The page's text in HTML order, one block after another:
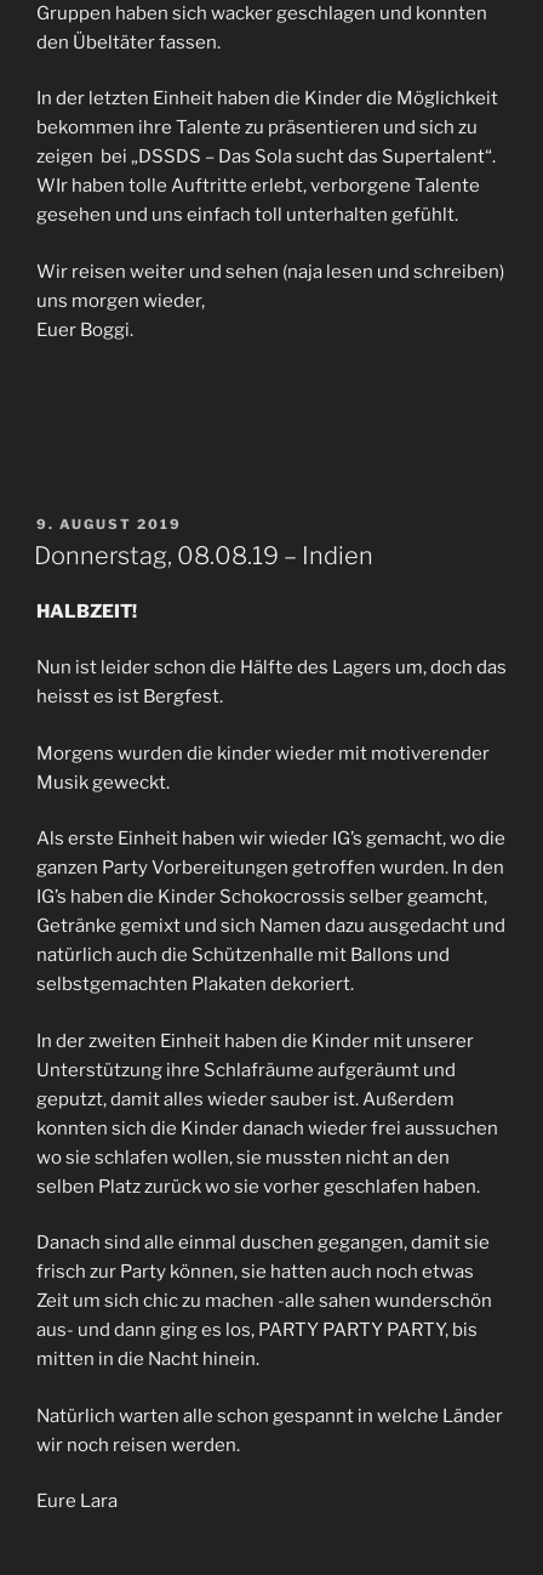
Gruppen haben sich wacker geschlagen und konnten
den Übeltäter fassen.
In der letzten Einheit haben die Kinder die Möglichkeit
bekommen ihre Talente zu präsentieren und sich zu
zeigen bei „DSSDS – Das Sola sucht das Supertalent“.
WIr haben tolle Auftritte erlebt, verborgene Talente
gesehen und uns einfach toll unterhalten gefühlt.
Wir reisen weiter und sehen (naja lesen und schreiben)
uns morgen wieder,
Euer Boggi.
VERÖFFENTLICHT
AM
9. AUGUST 2019
Donnerstag, 08.08.19 – Indien
HALBZEIT!
Nun ist leider schon die Hälfte des Lagers um, doch das
heisst es ist Bergfest.
Morgens wurden die kinder wieder mit motiverender
Musik geweckt.
Als erste Einheit haben wir wieder IG’s gemacht, wo die
ganzen Party Vorbereitungen getroffen wurden. In den
IG’s haben die Kinder Schokocrossis selber geamcht,
Getränke gemixt und sich Namen dazu ausgedacht und
natürlich auch die Schützenhalle mit Ballons und
selbstgemachten Plakaten dekoriert.
In der zweiten Einheit haben die Kinder mit unserer
Unterstützung ihre Schlafräume aufgeräumt und
geputzt, damit alles wieder sauber ist. Außerdem
konnten sich die Kinder danach wieder frei aussuchen
wo sie schlafen wollen, sie mussten nicht an den
selben Platz zurück wo sie vorher geschlafen haben.
Danach sind alle einmal duschen gegangen, damit sie
frisch zur Party können, sie hatten auch noch etwas
Zeit um sich chic zu machen -alle sahen wunderschön
aus- und dann ging es los, PARTY PARTY PARTY, bis
mitten in die Nacht hinein.
Natürlich warten alle schon gespannt in welche Länder
wir noch reisen werden.
Eure Lara